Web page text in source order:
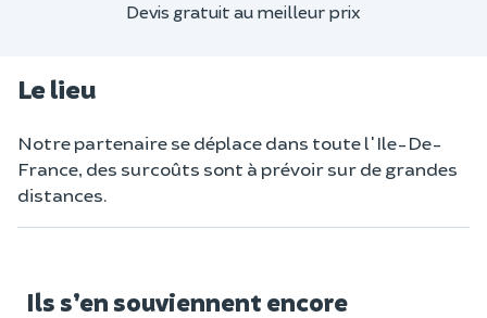
Devis gratuit au meilleur prix
Le lieu
Notre partenaire se déplace dans toute l'Ile-De-
France, des surcoûts sont à prévoir sur de grandes
distances.
Ils s’en souviennent encore